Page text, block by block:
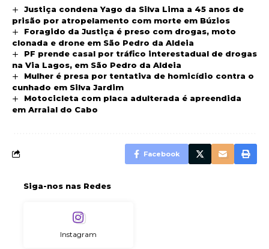
Justiça condena Yago da Silva Lima a 45 anos de
prisão por atropelamento com morte em Búzios
Foragido da Justiça é preso com drogas, moto
clonada e drone em São Pedro da Aldeia
PF prende casal por tráfico interestadual de drogas
na Via Lagos, em São Pedro da Aldeia
Mulher é presa por tentativa de homicídio contra o
cunhado em Silva Jardim
Motocicleta com placa adulterada é apreendida
em Arraial do Cabo
Facebook
Siga-nos nas Redes
Instagram